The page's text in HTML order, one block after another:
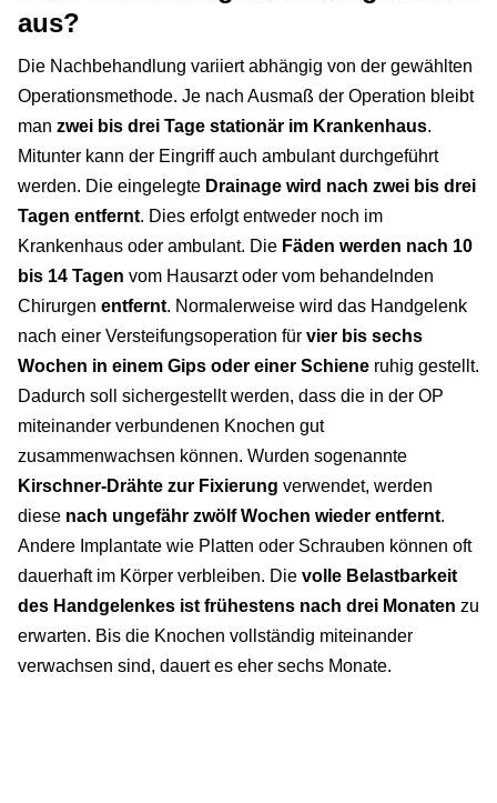
aus?
Die Nachbehandlung variiert abhängig von der gewählten
Operationsmethode. Je nach Ausmaß der Operation bleibt
man zwei bis drei Tage stationär im Krankenhaus.
Mitunter kann der Eingriff auch ambulant durchgeführt
werden. Die eingelegte Drainage wird nach zwei bis drei
Tagen entfernt. Dies erfolgt entweder noch im
Krankenhaus oder ambulant. Die Fäden werden nach 10
bis 14 Tagen vom Hausarzt oder vom behandelnden
Chirurgen entfernt. Normalerweise wird das Handgelenk
nach einer Versteifungsoperation für vier bis sechs
Wochen in einem Gips oder einer Schiene ruhig gestellt.
Dadurch soll sichergestellt werden, dass die in der OP
miteinander verbundenen Knochen gut
zusammenwachsen können. Wurden sogenannte
Kirschner-Drähte zur Fixierung verwendet, werden
diese nach ungefähr zwölf Wochen wieder entfernt.
Andere Implantate wie Platten oder Schrauben können oft
dauerhaft im Körper verbleiben. Die volle Belastbarkeit
des Handgelenkes ist frühestens nach drei Monaten zu
erwarten. Bis die Knochen vollständig miteinander
verwachsen sind, dauert es eher sechs Monate.